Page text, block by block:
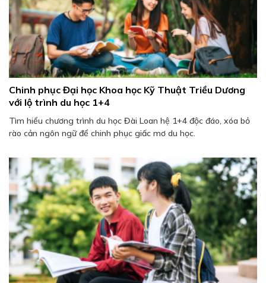
Chinh phục Đại học Khoa học Kỹ Thuật Triều Dương
với lộ trình du học 1+4
Tìm hiểu chương trình du học Đài Loan hệ 1+4 độc đáo, xóa bỏ
rào cản ngôn ngữ để chinh phục giấc mơ du học.